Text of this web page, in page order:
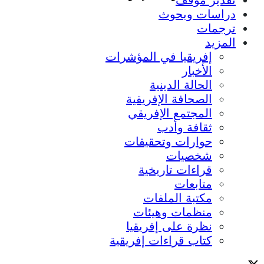
دراسات وبحوث
ترجمات
المزيد
إفريقيا في المؤشرات
الأخبار
الحالة الدينية
الصحافة الإفريقية
المجتمع الإفريقي
ثقافة وأدب
حوارات وتحقيقات
شخصيات
قراءات تاريخية
متابعات
مكتبة الملفات
منظمات وهيئات
نظرة على إفريقيا
كتاب قراءات إفريقية